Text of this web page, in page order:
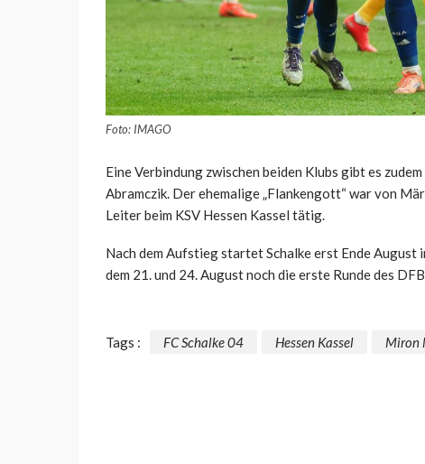
Foto: IMAGO
Eine Verbindung zwischen beiden Klubs gibt es
Abramczik. Der ehemalige „Flankengott“ war von
Leiter beim KSV Hessen Kassel tätig.
Nach dem Aufstieg startet Schalke erst Ende
dem 21. und 24. August noch die erste Runde des
Tags : FC Schalke 04 Hessen Kassel Miron